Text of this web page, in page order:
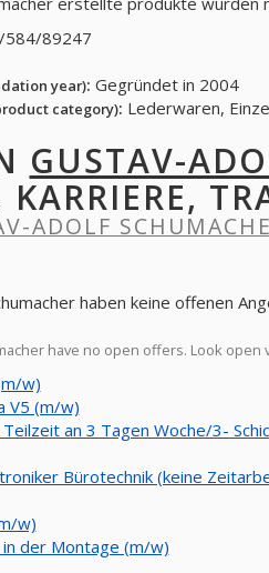
584/89247
year): Gegründet in 2004
category): Lederwaren,
GUSTAV-
KARRIERE,
ADOLF
haben keine offenen
have no open offers. Look
w)
V5 (m/w)
an 3 Tagen Woche/3-
Bürotechnik (keine
w)
der Montage (m/w)